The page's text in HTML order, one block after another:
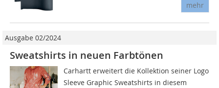
mehr
Ausgabe 02/2024
Sweatshirts in neuen Farbtönen
Carhartt erweitert die Kollektion seiner Logo
Sleeve Graphic Sweatshirts in diesem